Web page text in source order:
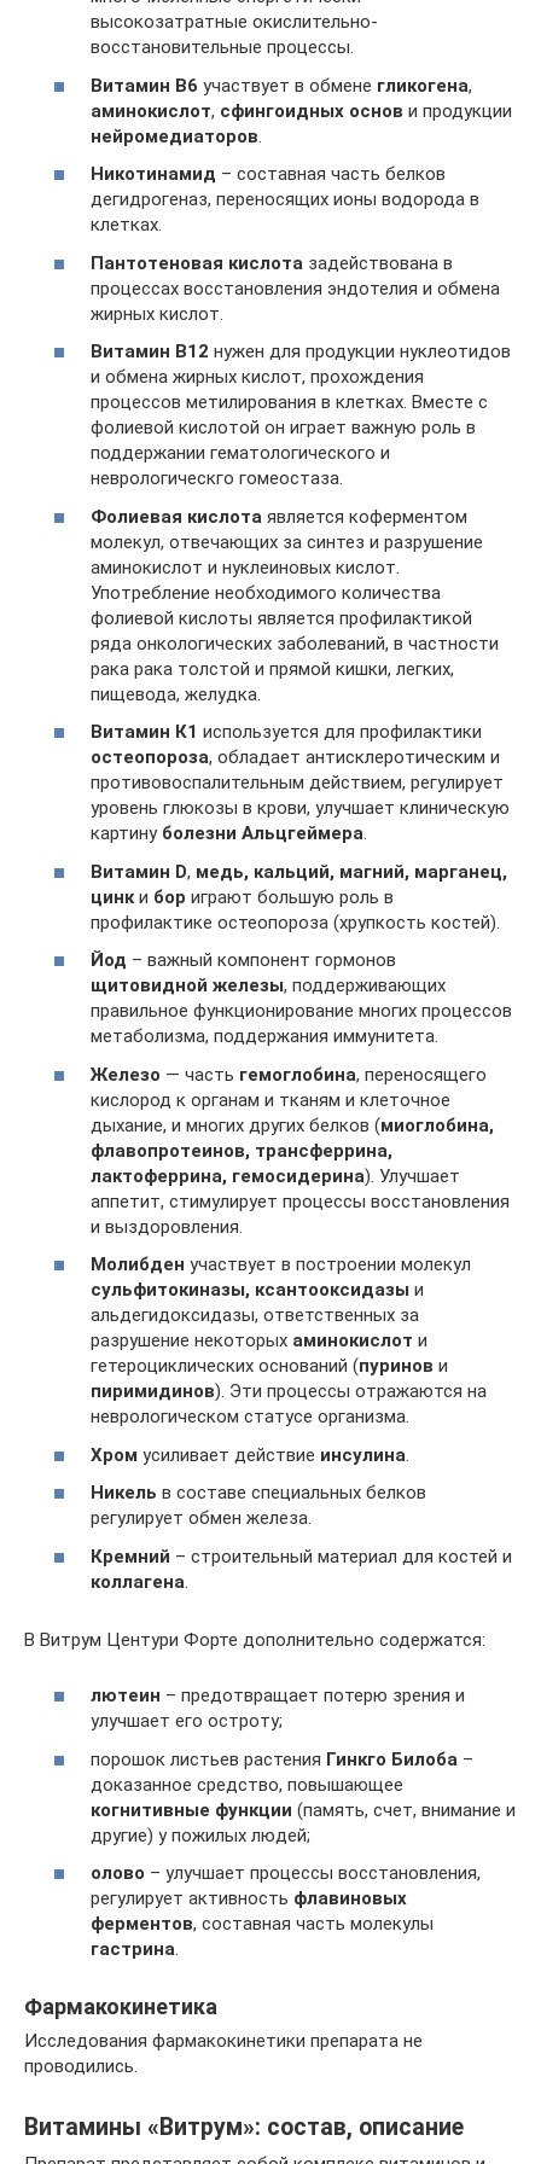
высокозатратные окислительно-
восстановительные процессы.
Витамин В6 участвует в обмене гликогена,
аминокислот, сфингоидных основ и продукции
нейромедиаторов
Никотинамид – составная часть белков
дегидрогеназ, переносящих ионы водорода в
клетках.
Пантотеновая кислота задействована в
процессах восстановления эндотелия и обмена
жирных кислот.
Витамин В12 нужен для продукции нуклеотидов
и обмена жирных кислот, прохождения
процессов метилирования в клетках. Вместе с
фолиевой кислотой он играет важную роль в
поддержании гематологического и
неврологическго гомеостаза.
Фолиевая кислота является коферментом
молекул, отвечающих за синтез и разрушение
аминокислот и нуклеиновых кислот.
Употребление необходимого количества
фолиевой кислоты является профилактикой
ряда онкологических заболеваний, в частности
рака рака толстой и прямой кишки, легких,
пищевода, желудка.
Витамин К1 используется для профилактики
остеопороза, обладает антисклеротическим и
противовоспалительным действием, регулирует
уровень глюкозы в крови, улучшает клиническую
картину болезни Альцгеймера.
Витамин D, медь, кальций, магний, марганец,
цинк и бор играют большую роль в
профилактике остеопороза (хрупкость костей).
Йод – важный компонент гормонов
щитовидной железы, поддерживающих
правильное функционирование многих процессов
метаболизма, поддержания иммунитета.
Железо — часть гемоглобина, переносящего
кислород к органам и тканям и клеточное
дыхание, и многих других белков (миоглобина,
флавопротеинов, трансферрина,
лактоферрина, гемосидерина). Улучшает
аппетит, стимулирует процессы восстановления
и выздоровления.
Молибден участвует в построении молекул
сульфитокиназы, ксантооксидазы и
альдегидоксидазы, ответственных за
разрушение некоторых аминокислот и
гетероциклических оснований (пуринов и
пиримидинов). Эти процессы отражаются на
неврологическом статусе организма.
Хром усиливает действие инсулина
Никель в составе специальных белков
регулирует обмен железа.
Кремний – строительный материал для костей и
коллагена
В Витрум Центури Форте дополнительно содержатся:
лютеин – предотвращает потерю зрения и
улучшает его остроту;
порошок листьев растения Гинкго Билоба –
доказанное средство, повышающее
когнитивные функции (память, счет, внимание и
другие) у пожилых людей;
олово – улучшает процессы восстановления,
регулирует активность флавиновых
ферментов, составная часть молекулы
гастрина.
Фармакокинетика
Исследования фармакокинетики препарата не
проводились.
Витамины «Витрум»: состав, описание